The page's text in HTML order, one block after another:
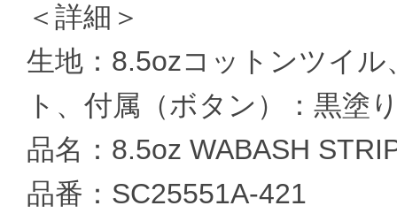
＜詳細＞
生地：8.5ozコットンツイ
ト、付属（ボタン）：黒塗
品名：8.5oz WABASH
品番：SC25551A-421